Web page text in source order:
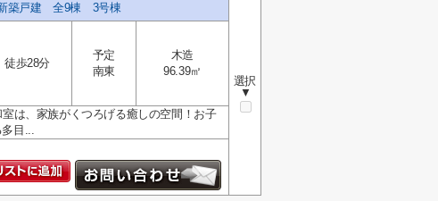
築戸建 全9棟 3号棟
選択
▼
徒歩28分
予定
南東
木造
96.39㎡
は、家族がくつろげる癒しの空間！お子
目...